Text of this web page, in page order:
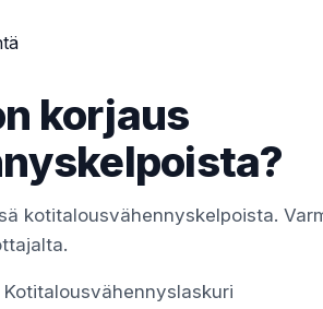
korjaus
kotitalousvähennyskelpoista.
Kotitalousvähennyslaskuri